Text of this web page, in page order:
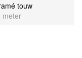
touw
meter